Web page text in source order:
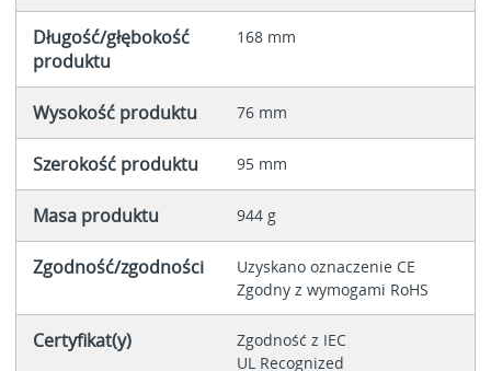
Długość/głębokość
produktu
168 mm
Wysokość produktu 76 mm
Szerokość produktu 95 mm
Masa produktu 944 g
Zgodność/zgodności
Uzyskano oznaczenie CE
Zgodny z wymogami RoHS
Certyfikat(y)
Zgodność z IEC
UL Recognized